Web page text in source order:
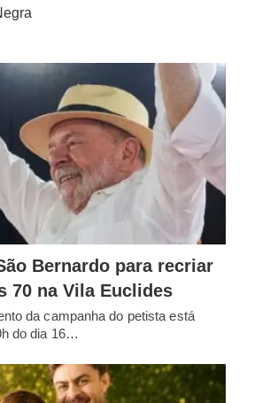
Bernardo para recriar
70 na Vila Euclides
da campanha do petista está
do dia 16…